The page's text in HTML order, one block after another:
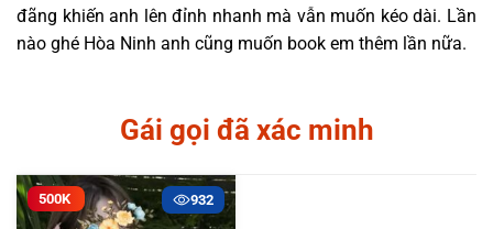
đãng khiến anh lên đỉnh nhanh mà vẫn muốn kéo dài. Lần
nào ghé Hòa Ninh anh cũng muốn book em thêm lần nữa.
Gái gọi đã xác minh
932
500K